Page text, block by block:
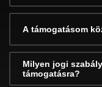
A támogatásom
Milyen jogi
támogatásra?